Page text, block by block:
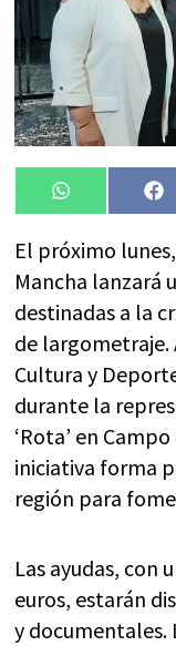
Compartir
en
WhatsApp
El próximo
Mancha lanzará
destinadas a la
de largometraje.
Cultura y
durante la
‘Rota’ en
iniciativa forma
región para
Las ayudas, con
euros, estarán
y documentales.